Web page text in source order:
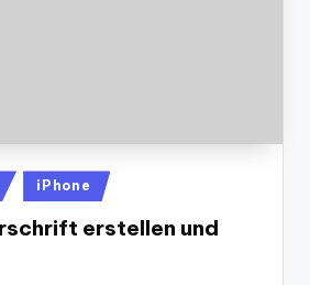
iPhone
erstellen und